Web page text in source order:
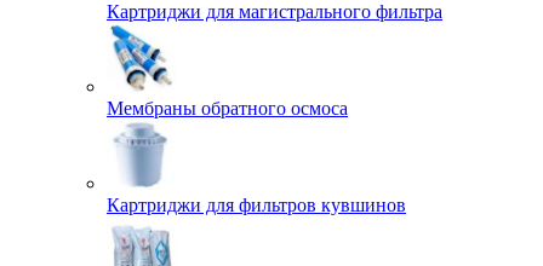
Картриджи для магистрального фильтра
Мембраны обратного осмоса
Картриджи для фильтров кувшинов